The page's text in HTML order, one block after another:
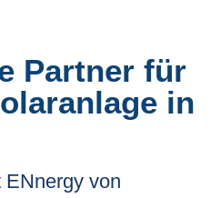
Partner für
in
von